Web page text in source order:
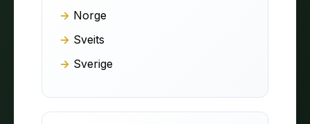
Norge
Sveits
Sverige